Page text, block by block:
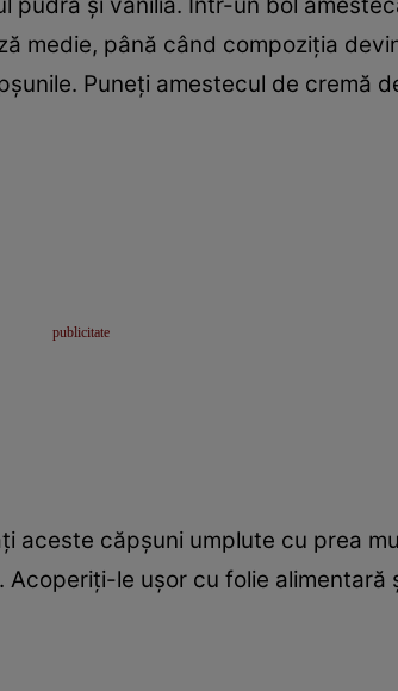
medie, până când compoziția
Puneți amestecul de cremă
aceste căpșuni umplute cu prea
le ușor cu folie